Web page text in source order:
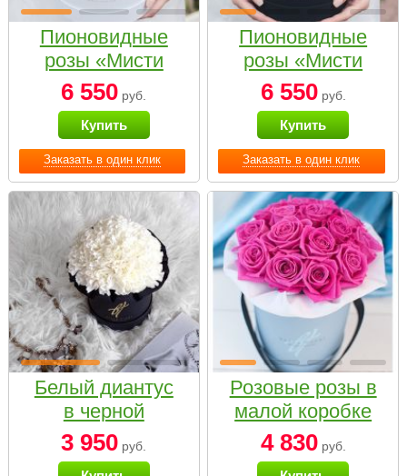
Заказать в один клик
Пионовидные
розы «Мисти
бабблс» в белой
коробке Small
6 550 руб.
Купить
Заказать в один клик
Пионовидные
розы «Мисти
бабблс» в
черной коробке
Small
6 550руб.
Купить
Белый диантус
в черной
коробке Small
3 950 руб.
Розовые розы в
малой коробке
4 830руб.